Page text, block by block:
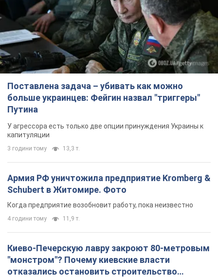
Поставлена задача – убивать как можно
больше украинцев: Фейгин назвал "триггеры"
Путина
У агрессора есть только две опции принуждения Украины к
капитуляции
3 години тому 13,3 т.
Армия РФ уничтожила предприятие Kromberg &
Schubert в Житомире. Фото
Когда предприятие возобновит работу, пока неизвестно
4 години тому 11,9 т.
Киево-Печерскую лавру закроют 80-метровым
"монстром"? Почему киевские власти
отказались остановить строительство